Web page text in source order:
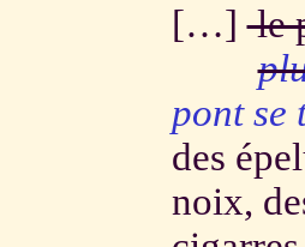
[…]le
pont se
des
noix,